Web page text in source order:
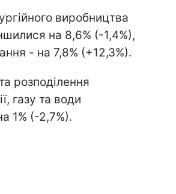
виробництва
на 8,6% (-1,4%),
- на 7,8% (+12,3%).
розподілення
газу та води
1% (-2,7%).